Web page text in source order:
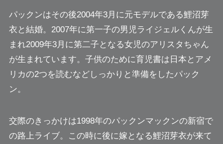
パックンはその後2004年3月に元モデルである鯉沼芽
衣と結婚。2007年に第一子の男児ライジェルくんが生
まれ2009年3月に第二子となる女児のアリスタちゃん
が生まれています。子供のために育児書は日本とアメ
リカの2つを読むなどしっかりと準備をしたパック
ン。
交際のきっかけは1998年のパックンマックンの新宿で
の路上ライブ。この時に後に嫁となる鯉沼芽衣が来て